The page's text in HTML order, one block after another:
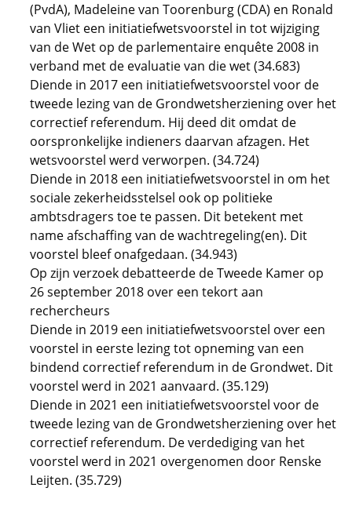
(PvdA), Madeleine van Toorenburg (CDA) en Ronald
van Vliet een initiatiefwetsvoorstel in tot wijziging
van de Wet op de parlementaire enquête 2008 in
verband met de evaluatie van die wet (34.683)
Diende in 2017 een initiatiefwetsvoorstel voor de
tweede lezing van de Grondwetsherziening over het
correctief referendum. Hij deed dit omdat de
oorspronkelijke indieners daarvan afzagen. Het
wetsvoorstel werd verworpen. (34.724)
Diende in 2018 een initiatiefwetsvoorstel in om het
sociale zekerheidsstelsel ook op politieke
ambtsdragers toe te passen. Dit betekent met
name afschaffing van de wachtregeling(en). Dit
voorstel bleef onafgedaan. (34.943)
Op zijn verzoek debatteerde de Tweede Kamer op
26 september 2018 over een tekort aan
rechercheurs
Diende in 2019 een initiatiefwetsvoorstel over een
voorstel in eerste lezing tot opneming van een
bindend correctief referendum in de Grondwet. Dit
voorstel werd in 2021 aanvaard. (35.129)
Diende in 2021 een initiatiefwetsvoorstel voor de
tweede lezing van de Grondwetsherziening over het
correctief referendum. De verdediging van het
voorstel werd in 2021 overgenomen door Renske
Leijten. (35.729)